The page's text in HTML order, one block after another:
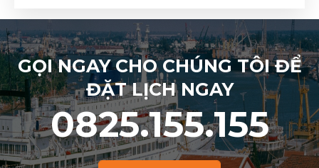
GỌI NGAY CHO CHÚNG TÔI ĐỂ
ĐẶT LỊCH NGAY
0825.155.155